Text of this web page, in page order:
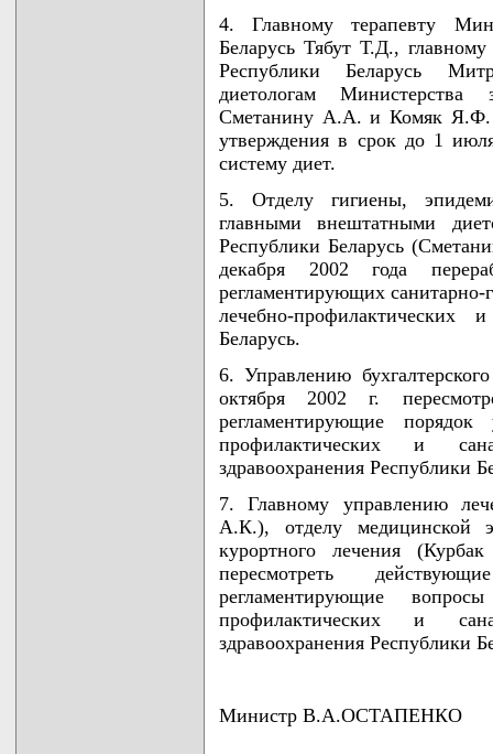
4. Главному терапевту
Беларусь Тябут Т.Д.,
Республики Беларусь
диетологам Министерства
Сметанину А.А. и Комяк Я.Ф.
утверждения в срок до 1
систему диет.
5. Отделу гигиены,
главными внештатными
Республики Беларусь
декабря 2002 года
регламентирующих
лечебно-профилактических
Беларусь.
6. Управлению
октября 2002 г.
регламентирующие
профилактических и
здравоохранения Республики
7. Главному управлению
А.К.), отделу медицинской
курортного лечения
пересмотреть
регламентирующие
профилактических и
здравоохранения Республики
Министр В.А.ОСТАПЕНКО